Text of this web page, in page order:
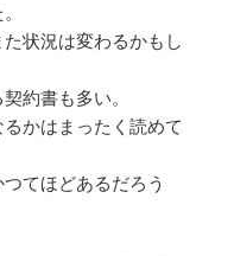
状況は変わるかもし
約書も多い。
かはまったく読めて
てほどあるだろう